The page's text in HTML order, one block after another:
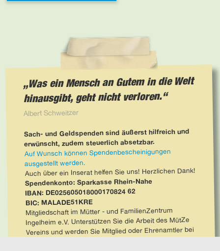
Was ein Mensch an Gutem in die Welt
hinausgibt, geht nicht verloren.
Albert Schweitzer
Sach- und Geldspenden sind äußerst hilfreich und
erwünscht, zudem steuerlich absetzbar.
Auf Wunsch können Spendenbescheinigungen
ausgestellt werden.
Auch über ein Inserat helfen Sie uns! Herzlichen Dank!
Spendenkonto: Sparkasse Rhein-Nahe
IBAN: DE025605018000170824 62
BIC: MALADE51KRE
Mitgliedschaft im Mütter - und FamilienZentrum
Ingelheim e.V. Unterstützen Sie die Arbeit des MütZe
Vereins und werden Sie Mitglied oder Ehrenamtler bei